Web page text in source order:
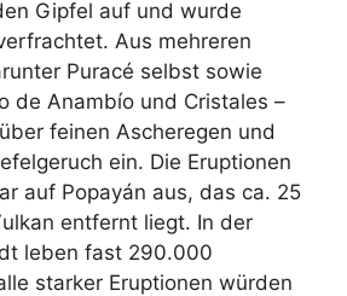
Gipfel auf und wurde
Aus mehreren
Puracé selbst sowie
de Anambío und Cristales –
feinen Ascheregen und
ein. Die Eruptionen
auf Popayán aus, das ca. 25
entfernt liegt. In der
leben fast 290.000
starker Eruptionen würden